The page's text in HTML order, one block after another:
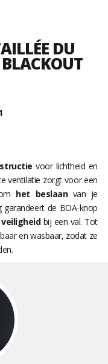
DU
voor lichtheid en
ventilatie zorgt voor een
het beslaanvan je
garandeert de BOA-knop
bij een val. Tot
en wasbaar, zodat ze